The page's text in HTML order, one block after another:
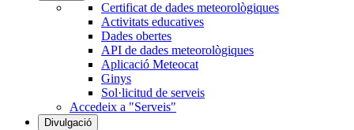
Certificat de dades meteorològiques
Activitats educatives
Dades obertes
API de dades meteorològiques
Aplicació Meteocat
Ginys
Sol·licitud de serveis
Accedeix a "Serveis"
Divulgació